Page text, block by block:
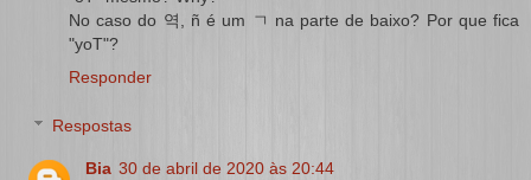
No caso do 역, ñ é um ㄱ na parte de baixo? Por que fica
"yoT"?
Responder
Respostas
Bia 30 de abril de 2020 às 20:44